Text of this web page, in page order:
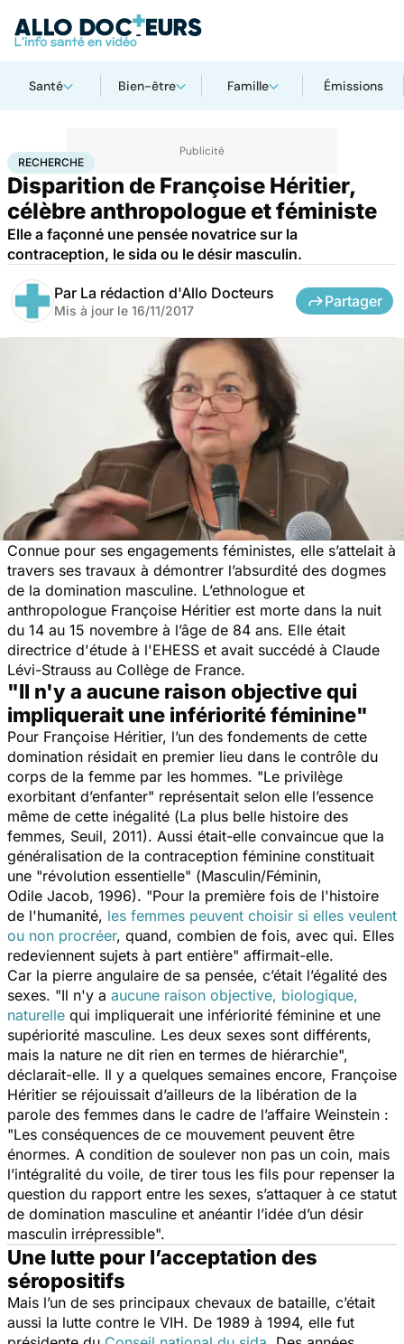
Santé Bien-être Famille Émissions
AccueilSantéMaladies Recherche
RECHERCHE
Disparition de Françoise Héritier,
célèbre anthropologue et féministe
Elle a façonné une pensée novatrice sur la
contraception, le sida ou le désir masculin.
Par La rédaction d'Allo Docteurs
Mis à jour le 16/11/2017
Partager
Connue pour ses engagements féministes, elle s’attelait à
travers ses travaux à démontrer l’absurdité des dogmes
de la domination masculine. L’ethnologue et
anthropologue Françoise Héritier est morte dans la nuit
du 14 au 15 novembre à l’âge de 84 ans. Elle était
directrice d'étude à l'EHESS et avait succédé à Claude
Lévi-Strauss au Collège de France.
"Il n'y a aucune raison objective qui
impliquerait une infériorité féminine"
Pour Françoise Héritier, l’un des fondements de cette
domination résidait en premier lieu dans le contrôle du
corps de la femme par les hommes. "Le privilège
exorbitant d’enfanter" représentait selon elle l’essence
même de cette inégalité (La plus belle histoire des
femmes, Seuil, 2011). Aussi était-elle convaincue que la
généralisation de la contraception féminine constituait
une "révolution essentielle" (Masculin/Féminin,
Odile Jacob, 1996). "Pour la première fois de l'histoire
de l'humanité, les femmes peuvent choisir si elles veulent
ou non procréer, quand, combien de fois, avec qui. Elles
redeviennent sujets à part entière" affirmait-elle.
Car la pierre angulaire de sa pensée, c’était l’égalité des
sexes. "Il n'y a aucune raison objective, biologique,
naturelle qui impliquerait une infériorité féminine et une
supériorité masculine. Les deux sexes sont différents,
mais la nature ne dit rien en termes de hiérarchie",
déclarait-elle. Il y a quelques semaines encore, Françoise
Héritier se réjouissait d’ailleurs de la libération de la
parole des femmes dans le cadre de l’affaire Weinstein :
"Les conséquences de ce mouvement peuvent être
énormes. A condition de soulever non pas un coin, mais
l’intégralité du voile, de tirer tous les fils pour repenser la
question du rapport entre les sexes, s’attaquer à ce statut
de domination masculine et anéantir l’idée d’un désir
masculin irrépressible".
Une lutte pour l’acceptation des
séropositifs
Mais l’un de ses principaux chevaux de bataille, c’était
aussi la lutte contre le VIH. De 1989 à 1994, elle fut